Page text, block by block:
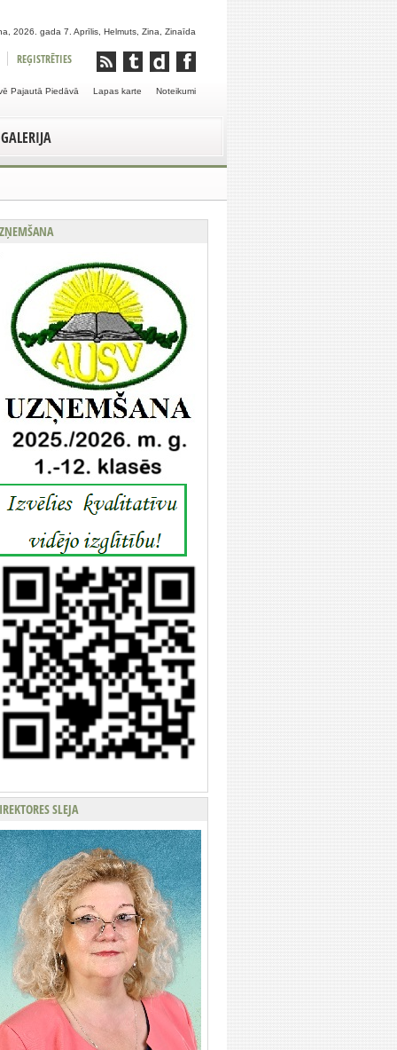
2026. gada 7. Aprīlis, Helmuts, Zina, Zinaīda
REĢISTRĒTIES
Noteikumi
Lapas karte
Pajautā Piedāvā
GALERIJA
SLEJA